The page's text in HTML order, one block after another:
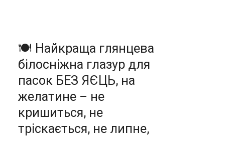
🍽️ Найкраща глянцева
білосніжна глазур для
пасок БЕЗ ЯЄЦЬ, на
желатине – не
кришиться, не
тріскається, не липне,